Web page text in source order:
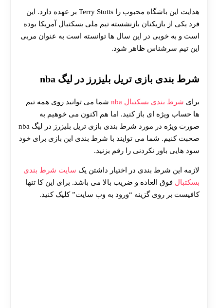
هدایت این باشگاه محبوب را Terry Stotts بر عهده دارد. این
فرد یکی از بازیکنان بازنشسته تیم ملی بسکتبال آمریکا بوده
است و به خوبی در این سال ها توانسته است به عنوان مربی
این تیم سرشناس ظاهر شود.
شرط بندی بازی تریل بلیزرز در لیگ nba
برای شرط بندی بسکتبال nba
شما می توانید روی همه تیم
ها حساب ویژه ای باز کنید. اما هم اکنون می خوهیم به
صورت ویژه در مورد شرط بندی بازی تریل بلیزرز در لیگ nba
صحبت کنیم. شما می توایند با شرط بندی این بازی برای خود
سود هایی باور نکردنی را رقم بزنید.
لازمه این شرط بندی در اختیار داشتن یک سایت شرط بندی
بسکتبال فوق العاده و ضریب بالا می باشد. برای این کا تنها
کافیست بر روی گزینه “ورود به وب سایت” کلیک کنید.